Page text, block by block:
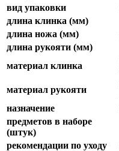
вид упаковки
длина клинка (мм)
длина ножа (мм)
длина рукояти (мм)
материал клинка
материал рукояти
назначение
предметов в наборе
(штук)
рекомендации по уходу